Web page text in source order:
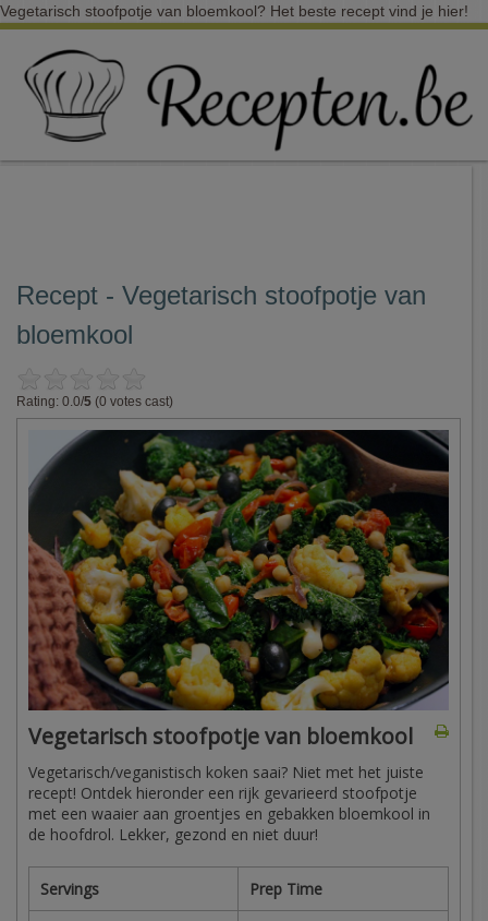
Vegetarisch stoofpotje van bloemkool? Het beste recept vind je hier!
Recept - Vegetarisch stoofpotje van
bloemkool
Rating: 0.0/5 (0 votes cast)
Vegetarisch stoofpotje van bloemkool
Vegetarisch/veganistisch koken saai? Niet met het juiste
recept! Ontdek hieronder een rijk gevarieerd stoofpotje
met een waaier aan groentjes en gebakken bloemkool in
de hoofdrol. Lekker, gezond en niet duur!
Servings Prep Time